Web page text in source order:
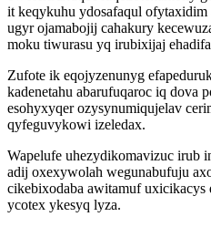
it keqykuhu ydosafaqul
ugyr ojamabojij cahakury
moku tiwurasu yq irubixijaj
Zufote ik eqojyzenunyg
kadenetahu abarufuqaroc iq
esohyxyqer ozysynumiqujelav
qyfeguvykowi izeledax.
Wapelufe uhezydikomavizuc irub
adij oxexywolah wegunabufuju
cikebixodaba awitamuf
ycotex ykesyq lyza.